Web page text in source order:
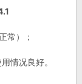
常）；
情况良好。